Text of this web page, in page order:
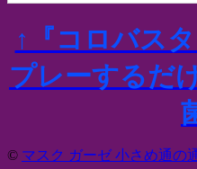
↑『コロバス
プレーするだ
© マスク ガーゼ 小さめ通の